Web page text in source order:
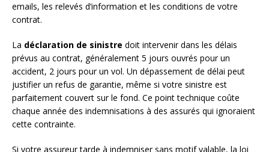
emails, les relevés d’information et les conditions de votre
contrat.
La déclaration de sinistre doit intervenir dans les délais
prévus au contrat, généralement 5 jours ouvrés pour un
accident, 2 jours pour un vol. Un dépassement de délai peut
justifier un refus de garantie, même si votre sinistre est
parfaitement couvert sur le fond. Ce point technique coûte
chaque année des indemnisations à des assurés qui ignoraient
cette contrainte.
Si votre assureur tarde à indemniser sans motif valable, la loi